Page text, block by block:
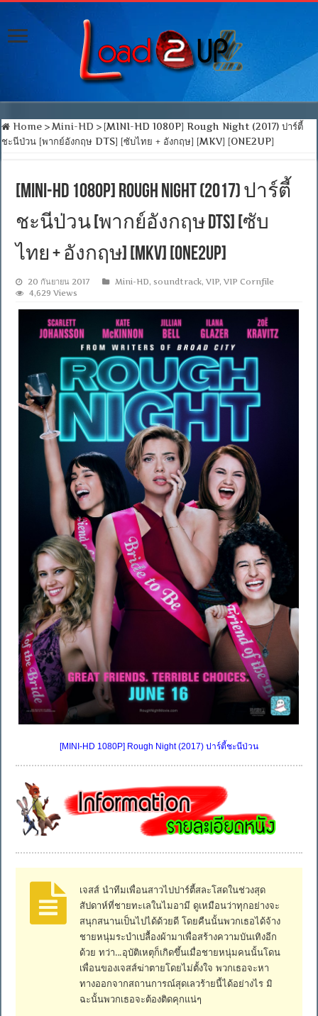
Home > Mini-HD > [MINI-HD 1080P] Rough Night (2017) ปาร์ตี้
ชะนีป่วน [พากย์อังกฤษ DTS] [ซับไทย + อังกฤษ] [MKV] [ONE2UP]
[MINI-HD 1080P] Rough Night (2017) ปาร์ตี้
ชะนีป่วน [พากย์อังกฤษ DTS] [ซับ
ไทย + อังกฤษ] [MKV] [ONE2UP]
20 กันยายน 2017 Mini-HD, soundtrack,VIP,VIP Cornfile
4,629 Views
[MINI-HD 1080P] Rough Night (2017) ปาร์ตี้ชะนีป่วน
เจสส์ นำทีมเพื่อนสาวไปปาร์ตี้สละโสดในช่วงสุด
สัปดาห์ที่ชายทะเลในไมอามี ดูเหมือนว่าทุกอย่างจะ
สนุกสนานเป็นไปได้ด้วยดี โดยคืนนั้นพวกเธอได้จ้าง
ชายหนุ่มระบำเปลื้องผ้ามาเพื่อสร้างความบันเทิงอีก
ด้วย ทว่า…อุบัติเหตุก็เกิดขึ้นเมื่อชายหนุ่มคนนั้นโดน
เพื่อนของเจสส์ฆ่าตายโดยไม่ตั้งใจ พวกเธอจะหา
ทางออกจากสถานการณ์สุดเลวร้ายนี้ได้อย่างไร มิ
ฉะนั้นพวกเธอจะต้องติดคุกแน่ๆ